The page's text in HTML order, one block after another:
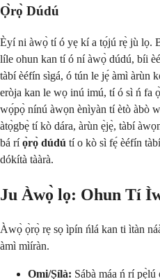
Ọ̀rọ̀ Dúdú
Èyí ni àwọ̀ tí ó yẹ kí a tọ́jú rẹ̀ jù lọ.
líle ohun kan tí ó ní àwọ̀ dúdú, bíi
tàbí èéfín sìgá, ó tún le jẹ́ àmì àrùn
eròja kan le wọ inú imú, tí ó sì ń fa
wọ́pọ̀ nínú àwọn ènìyàn tí ètò àbò
àtọ̀gbẹ̀ tí kò dára, àrùn ẹ̀jẹ̀, tàbí
bá ríọ̀rọ̀ dúdú tí o kò sì fẹ́ èéfín
dókítà tààrà.
Ju Àwọ̀ lọ: Ohun Tí
Àwọ̀ ọ̀rọ̀ rẹ sọ ìpín ńlá kan ti ìtàn
àmì mìíràn.
Omi/Ṣílà: Sábà máa ń rí